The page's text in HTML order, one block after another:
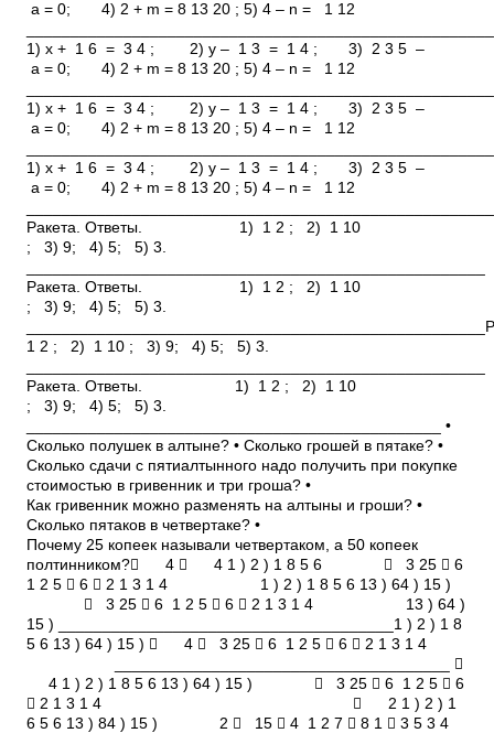
a = 0; 4) 2 + m = 8 13 20 ; 5) 4 – n = 1 12
1) x + 1 6 = 3 4 ; 2) y – 1 3 = 1 4 ; 3) 2 3 5 –
a = 0; 4) 2 + m = 8 13 20 ; 5) 4 – n = 1 12
1) x + 1 6 = 3 4 ; 2) y – 1 3 = 1 4 ; 3) 2 3 5 –
a = 0; 4) 2 + m = 8 13 20 ; 5) 4 – n = 1 12
1) x + 1 6 = 3 4 ; 2) y – 1 3 = 1 4 ; 3) 2 3 5 –
a = 0; 4) 2 + m = 8 13 20 ; 5) 4 – n = 1 12
Ракета. Ответы. 1) 1 2 ; 2) 1 10
; 3) 9; 4) 5; 5) 3.
Ракета. Ответы. 1) 1 2 ; 2) 1 10
; 3) 9; 4) 5; 5) 3.
1 2 ; 2) 1 10 ; 3) 9; 4) 5; 5) 3.
Ракета. Ответы. 1) 1 2 ; 2) 1 10
; 3) 9; 4) 5; 5) 3.
_______________________________________________ •
Сколько полушек в алтыне? • Сколько грошей в пятаке? •
Сколько сдачи с пятиалтынного надо получить при покупке
стоимостью в гривенник и три гроша? •
Как гривенник можно разменять на алтыны и гроши? •
Сколько пятаков в четвертаке? •
Почему 25 копеек называли четвертаком, а 50 копеек­
полтинником? 4  4 1 ) 2 ) 1 8 5 6  3 25  6
1 2 5  6  2 1 3 1 4 1 ) 2 ) 1 8 5 6 13 ) 64 ) 15 )
 3 25  6 1 2 5  6  2 1 3 1 4 13 ) 64 )
15 ) ______________________________________1 ) 2 ) 1 8
5 6 13 ) 64 ) 15 )  4  3 25  6 1 2 5  6  2 1 3 1 4
______________________________________ 
4 1 ) 2 ) 1 8 5 6 13 ) 64 ) 15 )  3 25  6 1 2 5  6
 2 1 3 1 4  2 1 ) 2 ) 1
6 5 6 13 ) 84 ) 15 ) 2  15  4 1 2 7  8 1  3 5 3 4